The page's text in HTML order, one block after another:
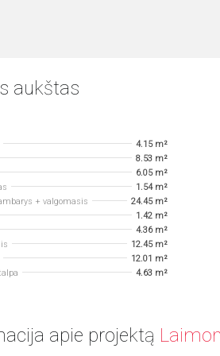
aukštas
4.15 m²
8.53 m²
6.05 m²
1.54 m²
+ valgomasis
24.45 m²
1.42 m²
4.36 m²
12.45 m²
12.01 m²
4.63 m²
apie projektą